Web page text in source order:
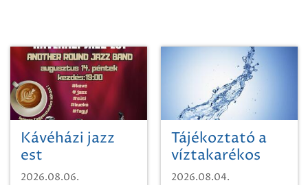
Kávéházi jazz
est
2026.08.06.
Tájékoztató a
víztakarékos
vízhasználatról
2026.08.04.